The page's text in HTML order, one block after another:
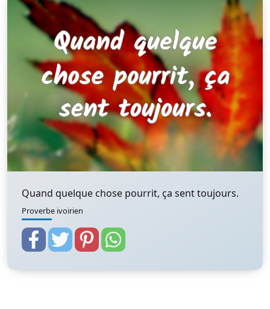
Quand quelque chose pourrit, ça sent toujours.
Proverbe ivoirien